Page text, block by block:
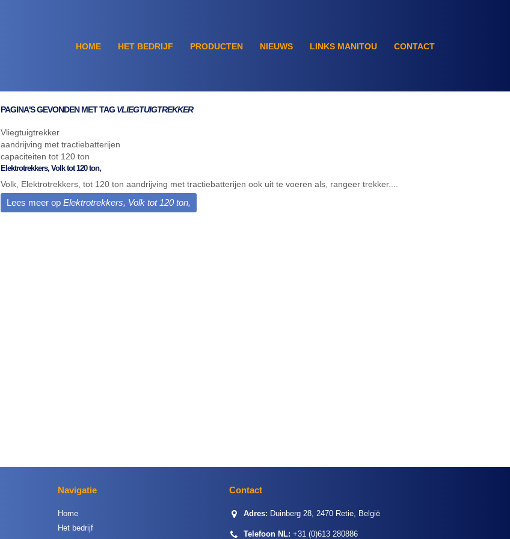
HOME HET BEDRIJF PRODUCTEN NIEUWS LINKS MANITOU CONTACT
PAGINA'S GEVONDEN MET TAG VLIEGTUIGTREKKER
Vliegtuigtrekker
aandrijving met tractiebatterijen
capaciteiten tot 120 ton
Elektrotrekkers, Volk tot 120 ton,
Volk, Elektrotrekkers, tot 120 ton aandrijving met tractiebatterijen ook uit te voeren als, rangeer trekker....
Lees meer op Elektrotrekkers, Volk tot 120 ton,
Navigatie
Home
Het bedrijf
Contact
Adres: Duinberg 28, 2470 Retie, België
Telefoon NL: +31 (0)613 280886